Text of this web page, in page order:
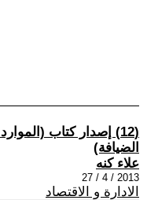
(12) إصدار كتاب
الضيافة)
علاء كنه
2013 / 4 / 27
الادارة و الاقتصاد